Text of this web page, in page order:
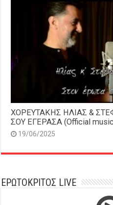
ΧΟΡΕΥΤΑΚΗΣ ΗΛΙΑΣ &
ΣΟΥ ΕΓΕΡΑΣΑ (Official
19/06/2025
ΕΡΩΤΟΚΡΙΤΟΣ LIVE